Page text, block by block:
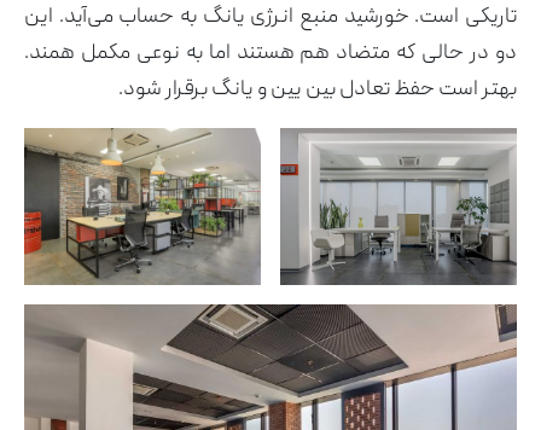
تاریکی است. خورشید منبع انرژی یانگ به حساب می‌آید. این
دو در حالی که متضاد هم هستند اما به نوعی مکمل همند.
بهتر است حفظ تعادل بین یین و یانگ برقرار شود.